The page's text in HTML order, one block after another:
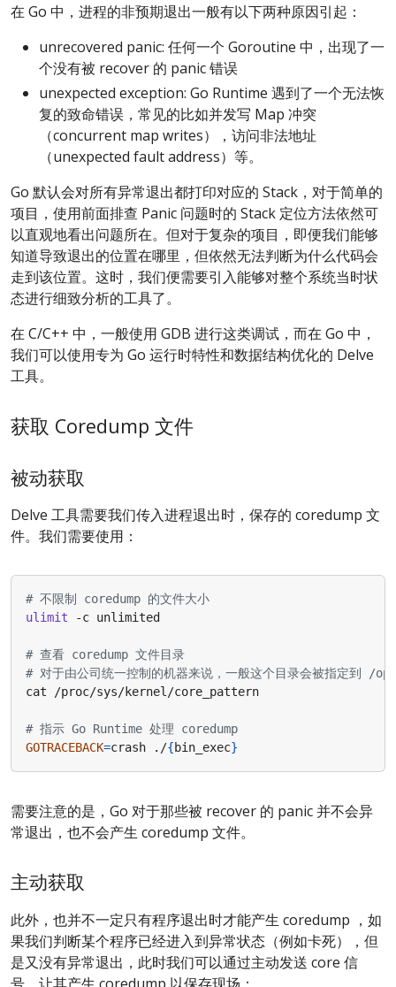
在 Go 中，进程的非预期退出一般有以下两种原因引起：
unrecovered panic: 任何一个 Goroutine 中，出现了一
个没有被 recover 的 panic 错误
unexpected exception: Go Runtime 遇到了一个无法恢
复的致命错误，常见的比如并发写 Map 冲突
（concurrent map writes），访问非法地址
（unexpected fault address）等。
Go 默认会对所有异常退出都打印对应的 Stack，对于简单的
项目，使用前面排查 Panic 问题时的 Stack 定位方法依然可
以直观地看出问题所在。但对于复杂的项目，即便我们能够
知道导致退出的位置在哪里，但依然无法判断为什么代码会
走到该位置。这时，我们便需要引入能够对整个系统当时状
态进行细致分析的工具了。
在 C/C++ 中，一般使用 GDB 进行这类调试，而在 Go 中，
我们可以使用专为 Go 运行时特性和数据结构优化的 Delve
工具。
获取 Coredump 文件
被动获取
Delve 工具需要我们传入进程退出时，保存的 coredump 文
件。我们需要使用：
# 不限制 coredump 的文件大小
ulimit
# 查看 coredump 文件目录
# 对于由公司统一控制的机器来说，一般这个目录会被指定到
# 指示 Go Runtime 处理 coredump
GOTRACEBACK=crash ./{bin_exec}
需要注意的是，Go 对于那些被 recover 的 panic 并不会异
常退出，也不会产生 coredump 文件。
主动获取
此外，也并不一定只有程序退出时才能产生 coredump ，如
果我们判断某个程序已经进入到异常状态（例如卡死），但
是又没有异常退出，此时我们可以通过主动发送 core 信